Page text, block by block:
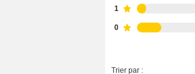
1
0
Trier par :